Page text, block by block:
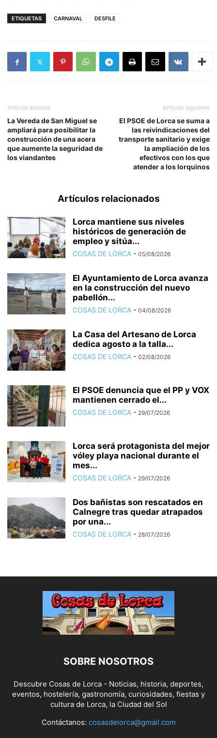
ETIQUETAS CARNAVAL DESFILE
Artículo anterior
La Vereda de San Miguel se
ampliará para posibilitar la
construcción de una acera
que aumente la seguridad de
los viandantes
Artículo siguiente
El PSOE de Lorca se suma a
las reivindicaciones del
transporte sanitario y exige
la ampliación de los
efectivos con los que
atender a los lorquinos
Artículos relacionados
Lorca mantiene sus niveles
históricos de generación de
empleo y sitúa...
COSAS DE LORCA - 05/08/2026
El Ayuntamiento de Lorca avanza
en la construcción del nuevo
pabellón...
COSAS DE LORCA - 04/08/2026
La Casa del Artesano de Lorca
dedica agosto a la talla...
COSAS DE LORCA - 02/08/2026
El PSOE denuncia que el PP y VOX
mantienen cerrado el...
COSAS DE LORCA - 29/07/2026
Lorca será protagonista del mejor
vóley playa nacional durante el
mes...
COSAS DE LORCA - 29/07/2026
Dos bañistas son rescatados en
Calnegre tras quedar atrapados
por una...
COSAS DE LORCA - 28/07/2026
SOBRE NOSOTROS
Descubre Cosas de Lorca - Noticias, historia, deportes,
eventos, hostelería, gastronomía, curiosidades, fiestas y
cultura de Lorca, la Ciudad del Sol
Contáctanos: cosasdelorca@gmail.com